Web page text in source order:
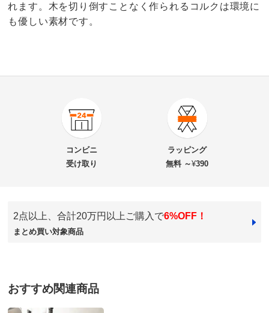
れます。木を切り倒すことなく作られるコルクは環境に
も優しい素材です。
900-6207-12
レイエ コンパクトで軽量な鍋掴み コルクミトン【2
価格 ¥2,970 税込 ¥2,700 税抜
送料・送料種
基本配送料：¥
■サイズ、重さ（1個あたり）：幅6.0×奥行4.3×高さ
8.0cm、20g
コンビニ
受け取り
ラッピング
無料 ～¥390
2点以上、合計20万円以上ご購入で6%OFF！
まとめ買い対象商品
おすすめ関連商品